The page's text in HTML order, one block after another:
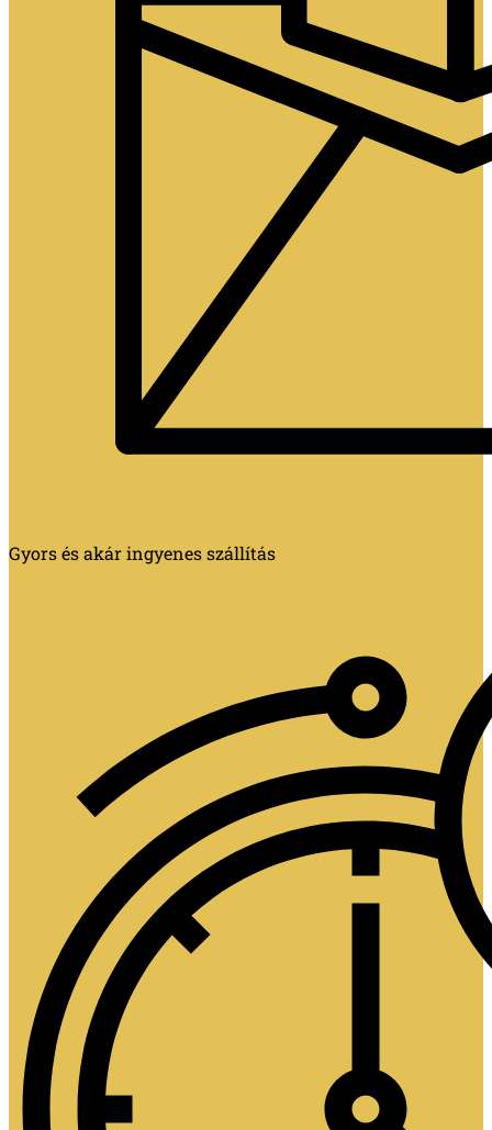
Gyors és akár ingyenes szállítás